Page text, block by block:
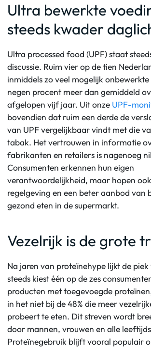
Ultra bewerkte
steeds kwader
Ultra processed food (UPF) staat
discussie. Ruim vier op de tien
inmiddels zo veel mogelijk
negen procent meer dan gemiddeld
afgelopen vijf jaar. Uit onze UPF-
bovendien dat ruim een derde de
van UPF vergelijkbaar vindt met die
tabak. Het vertrouwen in informatie
fabrikanten en retailers is nagenoeg
Consumenten erkennen hun eigen
verantwoordelijkheid, maar hopen
regelgeving en een beter aanbod van
gezond eten in de supermarkt.
Vezelrijk is de grote
Na jaren van proteïnehype lijkt de
steeds kiest één op de zes
producten met toegevoegde
in het niet bij de 48% die meer
probeert te eten. Dit streven wordt
door mannen, vrouwen en alle
Proteïnegebruik blijft vooral populair